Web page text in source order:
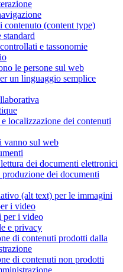
contenuto (content type)
e tassonomie
le persone sul web
un linguaggio semplice
localizzazione dei contenuti
vanno sul web
dei documenti elettronici
dei documenti
(alt text) per le immagini
i video
per i video
e privacy
di contenuti prodotti dalla
di contenuti non prodotti